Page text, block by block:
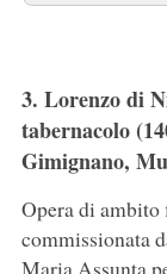
3. Lorenzo di
tabernacolo
Gimignano,
Opera di
commissionata
Maria Assunta